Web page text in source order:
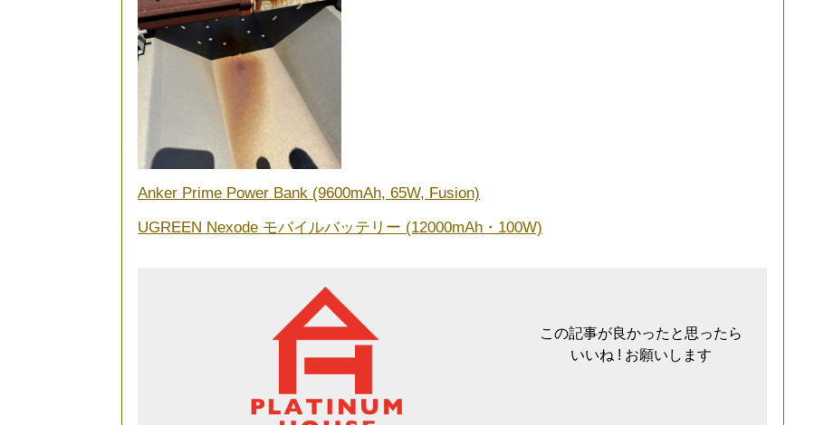
Anker Prime Power Bank (9600mAh, 65W, Fusion)
UGREEN Nexode モバイルバッテリー (12000mAh・100W)
この記事が良かったと思ったら
いいね ! お願いします